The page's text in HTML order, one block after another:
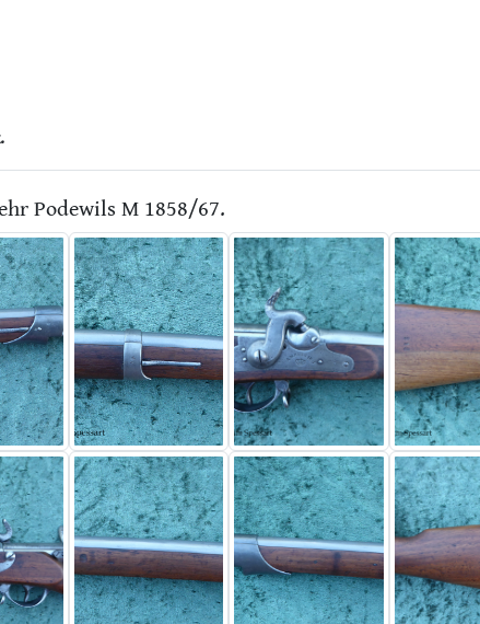
Podewils M 1858/67.